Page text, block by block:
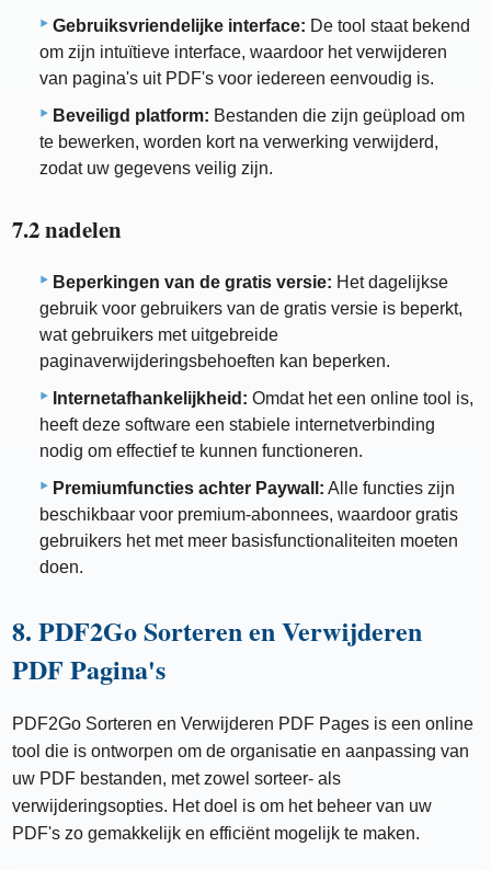
Gebruiksvriendelijke interface: De tool staat bekend
om zijn intuïtieve interface, waardoor het verwijderen
van pagina's uit PDF's voor iedereen eenvoudig is.
Beveiligd platform: Bestanden die zijn geüpload om
te bewerken, worden kort na verwerking verwijderd,
zodat uw gegevens veilig zijn.
7.2 nadelen
Beperkingen van de gratis versie: Het dagelijkse
gebruik voor gebruikers van de gratis versie is beperkt,
wat gebruikers met uitgebreide
paginaverwijderingsbehoeften kan beperken.
Internetafhankelijkheid: Omdat het een online tool is,
heeft deze software een stabiele internetverbinding
nodig om effectief te kunnen functioneren.
Premiumfuncties achter Paywall: Alle functies zijn
beschikbaar voor premium-abonnees, waardoor gratis
gebruikers het met meer basisfunctionaliteiten moeten
doen.
8. PDF2Go Sorteren en Verwijderen
PDF Pagina's
PDF2Go Sorteren en Verwijderen PDF Pages is een online
tool die is ontworpen om de organisatie en aanpassing van
uw PDF bestanden, met zowel sorteer- als
verwijderingsopties. Het doel is om het beheer van uw
PDF's zo gemakkelijk en efficiënt mogelijk te maken.